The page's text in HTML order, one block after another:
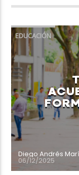
EDUCACIÓN
Diego Andrés
06/12/2025